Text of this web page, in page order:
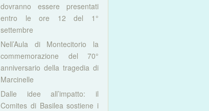
dovranno essere presentati
entro le ore 12 del 1°
settembre
Nell’Aula di Montecitorio la
commemorazione del 70°
anniversario della tragedia di
Marcinelle
Dalle idee all’impatto: il
Comites di Basilea sostiene i